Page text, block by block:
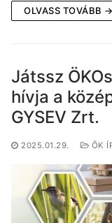
OLVASS TOVÁBB →
Játssz
hívja a
GYSEV Zrt.
2025.01.29. ŐK